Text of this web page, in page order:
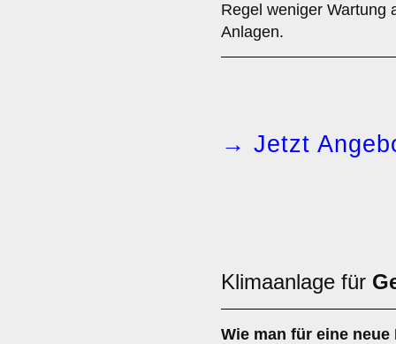
Regel weniger Wartung
Anlagen.
→ Jetzt
Klimaanlage für
Wie man für eine neue